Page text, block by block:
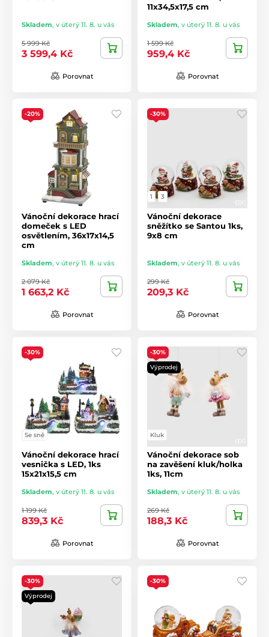
Skladem, v úterý 11. 8. u vás
5 999 Kč
3 599,4 Kč
Porovnat
11x34,5x17,5 cm
Skladem, v úterý 11. 8. u vás
1 599 Kč
959,4 Kč
Porovnat
-20%
Vánoční dekorace hrací
domeček s LED
osvětlením, 36x17x14,5
cm
Skladem, v úterý 11. 8. u vás
2 079 Kč
1 663,2 Kč
Porovnat
-30%
1 3
Vánoční dekorace
sněžítko se Santou 1ks,
9x8 cm
Skladem, v úterý 11. 8. u vás
299 Kč
209,3 Kč
Porovnat
-30%
Se sně
Vánoční dekorace hrací
vesnička s LED, 1ks
15x21x15,5 cm
Skladem, v úterý 11. 8. u vás
1 199 Kč
839,3 Kč
Porovnat
-30%
Výprodej
Kluk
Vánoční dekorace sob
na zavěšení kluk/holka
1ks, 11cm
Skladem, v úterý 11. 8. u vás
269 Kč
188,3 Kč
Porovnat
-30%
Výprodej
-30%